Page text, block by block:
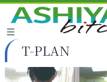
T-PLAN